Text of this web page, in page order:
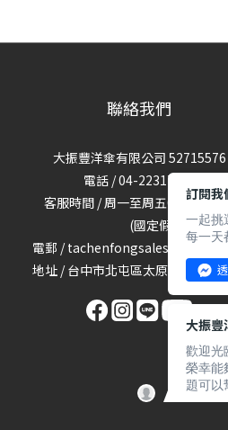
聯絡我們
大振豐洋傘有限公司 52715576
電話 / 04-22317689
客服時間 / 周一至周五09:00-
(國定假日休)
電郵 /
地址 / 台中市北屯區太原路三段
訂閱
一起挑
每一天
大振豐
歡迎光
榮幸能
題可以